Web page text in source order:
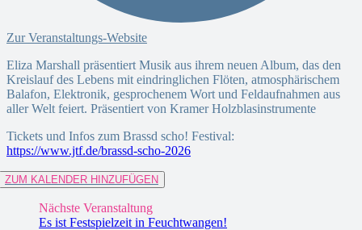
Zur Veranstaltungs-Website
Eliza Marshall präsentiert Musik aus ihrem neuen Album, das den
Kreislauf des Lebens mit eindringlichen Flöten, atmosphärischem
Balafon, Elektronik, gesprochenem Wort und Feldaufnahmen aus
aller Welt feiert. Präsentiert von Kramer Holzblasinstrumente
Tickets und Infos zum Brassd scho! Festival:
https://www.jtf.de/brassd-scho-2026
ZUM KALENDER HINZUFÜGEN
Nächste Veranstaltung
Es ist Festspielzeit in Feuchtwangen!